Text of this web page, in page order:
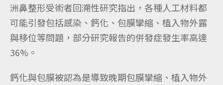
洲鼻整形受術者回溯性研究指出，各種人工材料都
可能引發包括感染、鈣化、包膜攣縮、植入物外露
與移位等問題，部分研究報告的併發症發生率高達
36%。
鈣化與包膜被認為是導致晚期包膜攣縮、植入物外